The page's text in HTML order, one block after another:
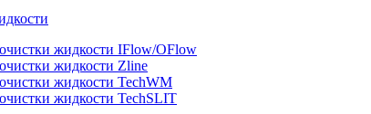
жидкости IFlow/OFlow
жидкости Zline
жидкости TechWM
жидкости TechSLIT